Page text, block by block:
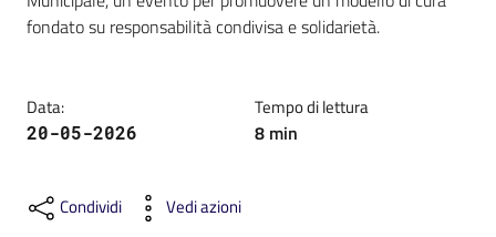
d
e
S
e
r
i
fondato su responsabilità condivisa e solidarietà.
Data:
20-05-2026
Tempo di lettura
8 min
Condividi Vedi azioni